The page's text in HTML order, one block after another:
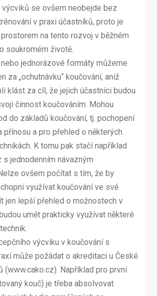
se ovšem neobejde bez
v praxi účastníků, proto je
na tento rozvoj v běžném
soukromém životě.
jednorázové formáty můžeme
za „ochutnávku“ koučování, aniž
klást za cíl, že jejich účastníci budou
činnost koučováním. Mohou
do základů koučování, tj. pochopení
přínosu a pro přehled o některých
K tomu pak stačí například
s jednodenním návazným
ovšem počítat s tím, že by
využívat koučování ve své
jen lepší přehled o možnostech v
umět prakticky využívat některé
výcviku v koučování s
může požádat o akreditaci u České
(www.cako.cz). Například pro první
kouč) je třeba absolvovat